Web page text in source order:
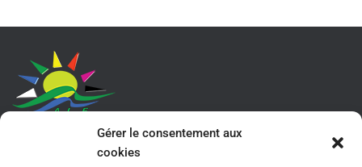
Gérer le consentement aux
cookies
Tel. 05 59 33 97 73